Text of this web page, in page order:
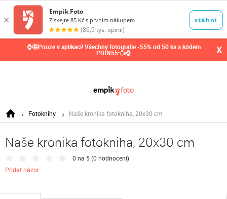
⌚🤩Pouze v aplikaci! Všechny fotografie -55% od 50 ks s kódem
PRIN55👈⌚ X
Fotoknihy Naše kronika fotokniha, 20x30 cm
Naše kronika fotokniha, 20x30 cm
0 na 5 (0 hodnocení)
Přidat názor